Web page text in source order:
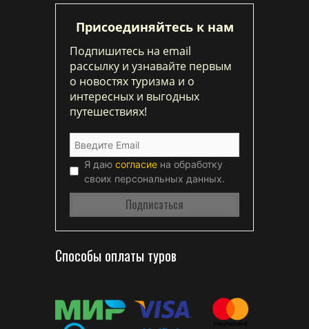
Присоединяйтесь к нам
Подпишитесь на email
рассылку и узнавайте первым
о новостях туризма и о
интересных и выгодных
путешествиях!
Я даю согласие на обработку
своих персональных данных.
Способы оплаты туров